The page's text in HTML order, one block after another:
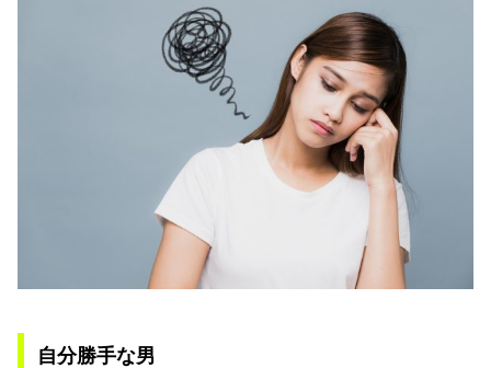
自分勝手な男